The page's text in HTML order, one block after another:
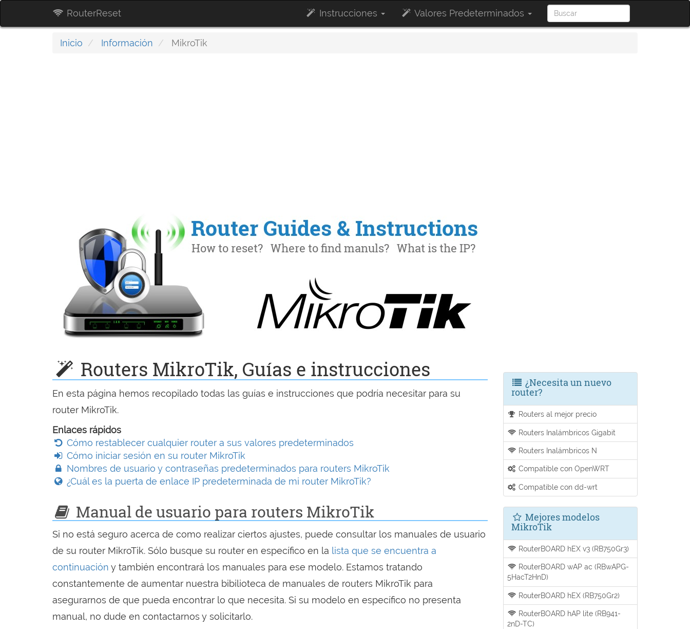
RouterReset Instrucciones Valores Predeterminados
Inicio Información MikroTik
Routers MikroTik, Guías e instrucciones
En esta página hemos recopilado todas las guías e instrucciones que podría necesitar para su
router MikroTik.
Enlaces rápidos
Cómo restablecer cualquier router a sus valores predeterminados
Cómo iniciar sesión en su router MikroTik
Nombres de usuario y contraseñas predeterminados para routers MikroTik
¿Cuál es la puerta de enlace IP predeterminada de mi router MikroTik?
Manual de usuario para routers MikroTik
Si no está seguro acerca de como realizar ciertos ajustes, puede consultar los manuales de usuario
de su router MikroTik. Sólo busque su router en específico en la lista que se encuentra a
continuación y también encontrará los manuales para ese modelo. Estamos tratando
constantemente de aumentar nuestra bibilioteca de manuales de routers MikroTik para
asegurarnos de que pueda encontrar lo que necesita. Si su modelo en específico no presenta
manual, no dude en contactarnos y solicitarlo.
¿Necesita un nuevo
router?
Routers al mejor precio
Routers Inalámbricos Gigabit
Routers Inalámbricos N
Compatible con OpenWRT
Compatible con dd-wrt
Mejores modelos
MikroTik
RouterBOARD hEX v3 (RB750Gr3)
RouterBOARD wAP ac (RBwAPG-
5HacT2HnD)
RouterBOARD hEX (RB750Gr2)
RouterBOARD hAP lite (RB941-
2nD-TC)